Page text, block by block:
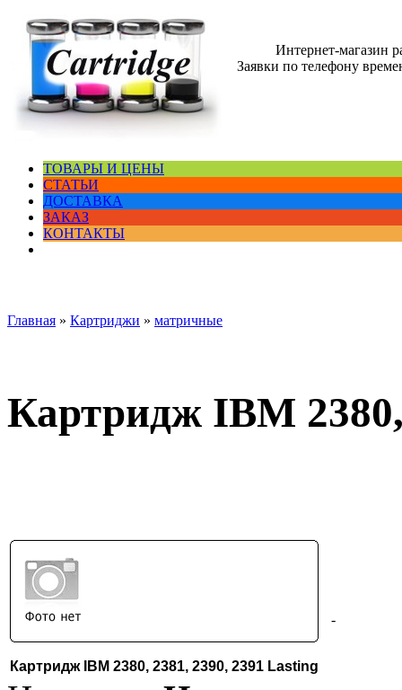
Интернет-магазин
Заявки по телефону
ТОВАРЫ И ЦЕНЫ
СТАТЬИ
ДОСТАВКА
ЗАКАЗ
КОНТАКТЫ
Главная » Картриджи » матричные
Картридж IBM
Картридж IBM 2380, 2381, 2390, 2391 Lasting
-